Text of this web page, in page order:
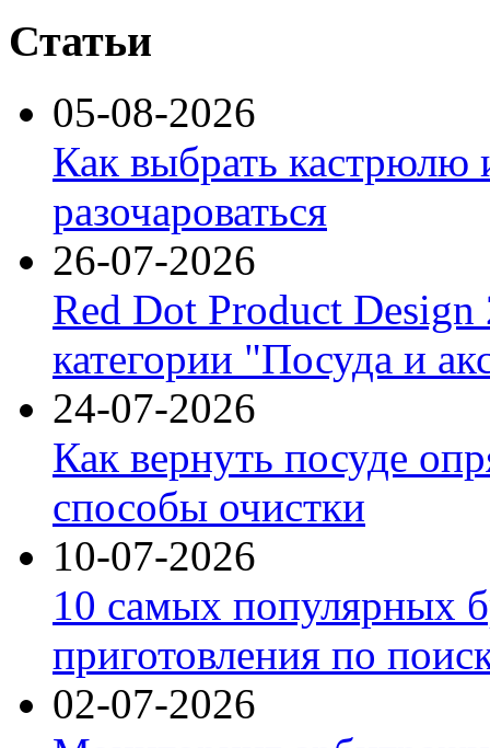
Статьи
05-08-2026
Как выбрать кастрюлю
разочароваться
26-07-2026
Red Dot Product Design
категории "Посуда и
24-07-2026
Как вернуть посуде
способы очистки
10-07-2026
10 самых популярных
приготовления по
02-07-2026